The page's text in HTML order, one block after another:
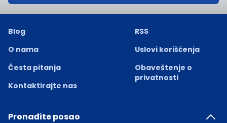
Blog
O nama
Česta pitanja
Kontaktirajte nas
RSS
Uslovi korišćenja
Obaveštenje o
privatnosti
Pronađite posao